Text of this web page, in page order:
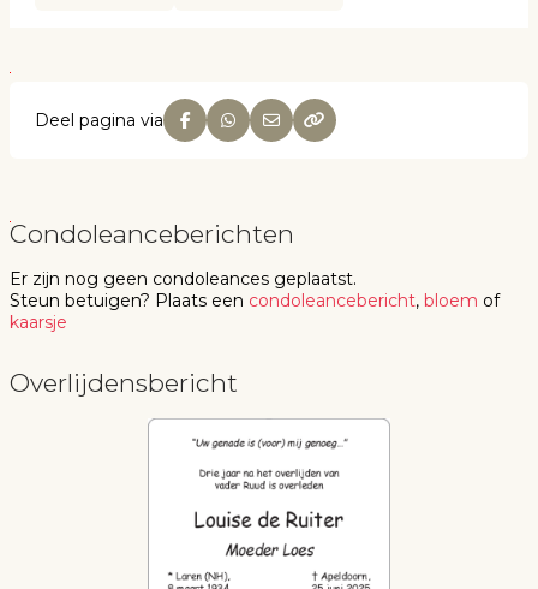
Deel pagina via
Condoleanceberichten
Er zijn nog geen condoleances geplaatst.
Steun betuigen? Plaats een condoleancebericht, bloem of
kaarsje
Overlijdensbericht